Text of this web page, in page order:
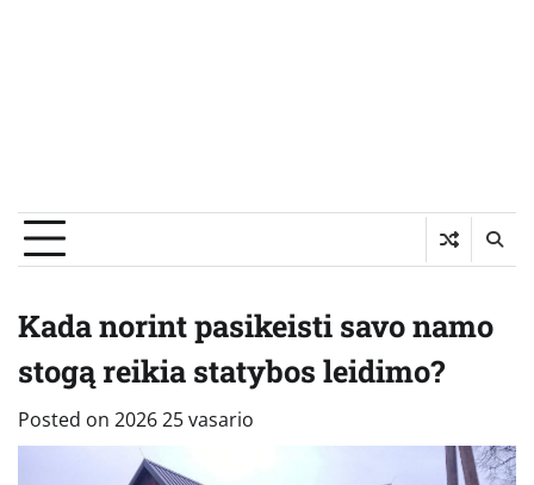
Kada norint pasikeisti savo namo
stogą reikia statybos leidimo?
Posted on 2026 25 vasario